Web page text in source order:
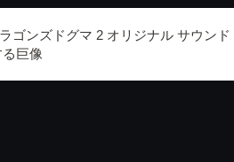
ラゴンズドグマ 2 オリジナル サウンド
巨像